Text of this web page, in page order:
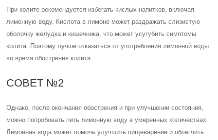
При колите рекомендуется избегать кислых напитков, включая
лимонную воду. Кислота в лимоне может раздражать слизистую
оболочку желудка и кишечника, что может усугубить симптомы
колита. Поэтому лучше отказаться от употребления лимонной воды
во время обострения колита.
СОВЕТ №2
Однако, после окончания обострения и при улучшении состояния,
можно попробовать пить лимонную воду в умеренных количествах.
Лимонная вода может помочь улучшить пищеварение и облегчить